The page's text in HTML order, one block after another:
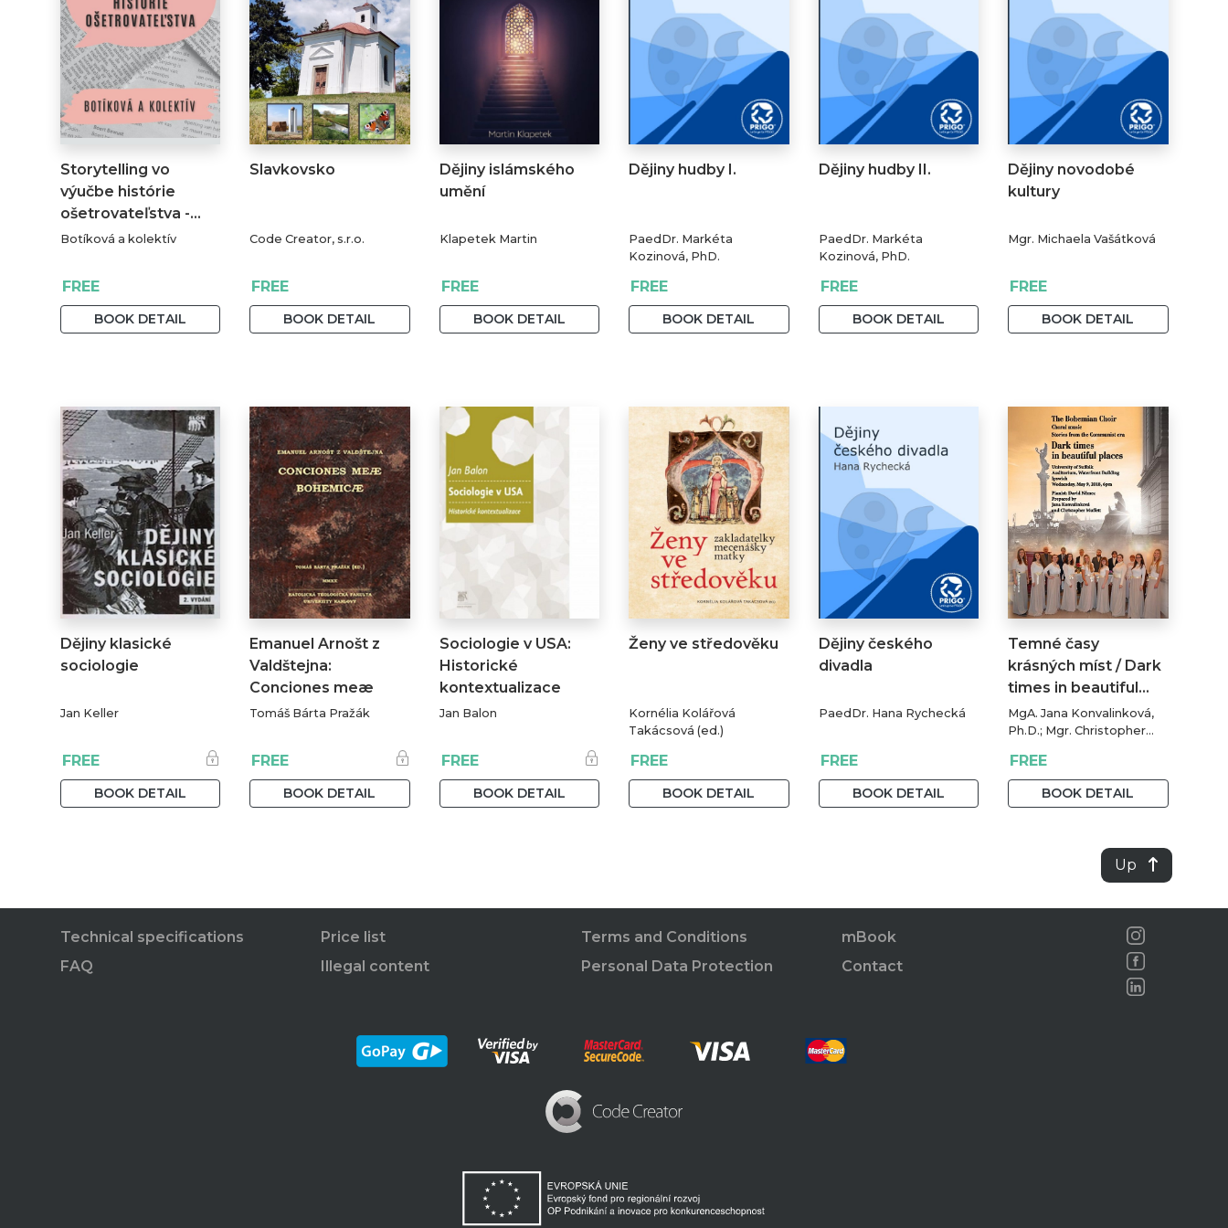
Storytelling vo
výučbe histórie
ošetrovateľstva -…
Botíková a kolektív
FREE
BOOK DETAIL
Slavkovsko
Code Creator, s.r.o.
FREE
BOOK DETAIL
Dějiny islámského
umění
Klapetek Martin
FREE
BOOK DETAIL
Dějiny hudby I.
PaedDr. Markéta
Kozinová, PhD.
FREE
BOOK DETAIL
Dějiny hudby II.
PaedDr. Markéta
Kozinová, PhD.
FREE
BOOK DETAIL
Dějiny novodobé
kultury
Mgr. Michaela Vašátková
FREE
BOOK DETAIL
Dějiny klasické
sociologie
Jan Keller
FREE
BOOK DETAIL
Emanuel Arnošt z
Valdštejna:
Conciones meæ
Bohemicæ
Tomáš Bárta Pražák
FREE
BOOK DETAIL
Sociologie v USA:
Historické
kontextualizace
Jan Balon
FREE
BOOK DETAIL
Ženy ve středověku
Kornélia Kolářová
Takácsová (ed.)
FREE
BOOK DETAIL
Dějiny českého
divadla
PaedDr. Hana Rychecká
FREE
BOOK DETAIL
Temné časy
krásných míst / Dark
times in beautiful…
MgA. Jana Konvalinková,
Ph.D.; Mgr. Christopher
FREE
BOOK DETAIL
Up
Technical specifications
FAQ
Price list
Illegal content
Terms and Conditions
Personal Data Protection
mBook
Contact